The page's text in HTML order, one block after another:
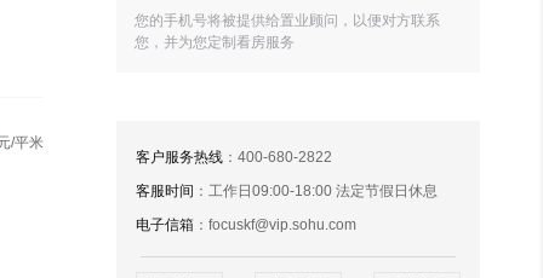
/平米
您的手机号将被提供给置业顾问，以便对方联系
您，并为您定制看房服务
客户服务热线 ：400-680-2822
客服时间 ：工作日09:00-18:00 法定节假日休息
电子信箱 ：focuskf@vip.sohu.com